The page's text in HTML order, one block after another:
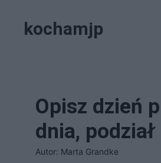
kochamjp
Opisz dzień
dnia,
Autor: Marta Grandke